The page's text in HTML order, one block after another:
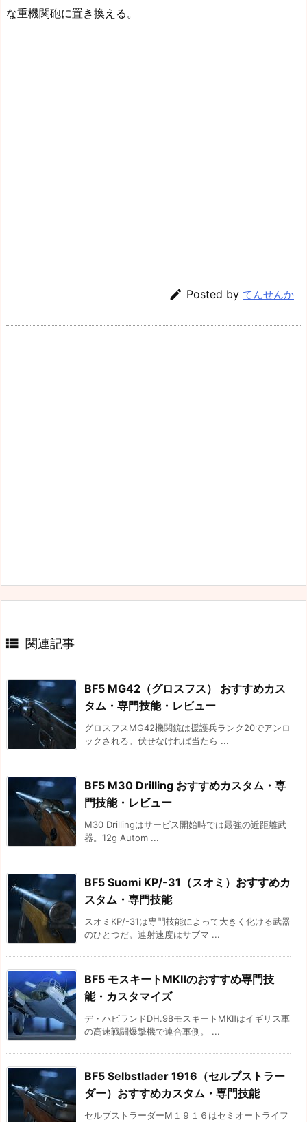
な重機関砲に置き換える。
 Posted by てんせんか
 関連記事
BF5 MG42（グロスフス） おすすめカス
タム・専門技能・レビュー
グロスフスMG42機関銃は援護兵ランク20でアンロ
ックされる。伏せなければ当たら ...
BF5 M30 Drilling おすすめカスタム・専
門技能・レビュー
M30 Drillingはサービス開始時では最強の近距離武
器。12g Autom ...
BF5 Suomi KP/-31（スオミ）おすすめカ
スタム・専門技能
スオミKP/-31は専門技能によって大きく化ける武器
のひとつだ。連射速度はサブマ ...
BF5 モスキートMKⅡのおすすめ専門技
能・カスタマイズ
デ・ハビランドDH.98モスキートMKⅡはイギリス軍
の高速戦闘爆撃機で連合軍側。 ...
BF5 Selbstlader 1916（セルブストラー
ダー）おすすめカスタム・専門技能
セルブストラーダーM１９１６はセミオートライフ